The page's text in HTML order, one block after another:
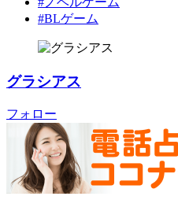
#BLゲーム
グラシアス
フォロー